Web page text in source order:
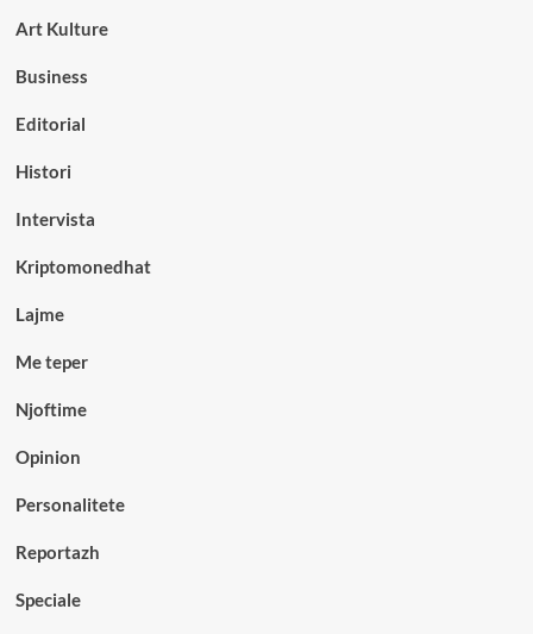
Art Kulture
Business
Editorial
Histori
Intervista
Kriptomonedhat
Lajme
Me teper
Njoftime
Opinion
Personalitete
Reportazh
Speciale